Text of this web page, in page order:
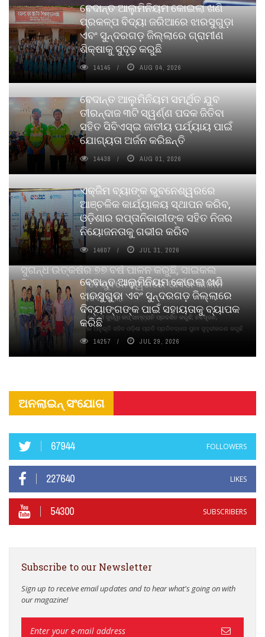
ସୁଗନ୍ଧ ଉତ୍କର୍ଷର ୭୭ ବର୍ଷ ପାଳନ କରୁଛି, ସାଇକଲ
ପିୟୋର୍‌ ଅଗରବତୀ ଭୁବନେଶ୍ୱରରେ ପାର୍ବଣ କାଳୀନ
ନବସୃଜନ ଉନ୍ମୋଚନ କଲା
ବାଉଁଶ ବିହୀନ କଠିନ ଧୂପ ଏବଂ ମେଦିନୀ ଜୁଡୱା କପ୍‌ ସାମ୍ବ୍ରାନି ପ୍ରଦର୍ଶିତ କରୁଛି; ନବସୃଜନ,
ଦୀର୍ଘସ୍ଥାୟିତା ଏବଂ ଆଧ୍ୟାତ୍ମିକ ଅନୁଭୂତି ସହିତ ଓଡ଼ିଶା ପ୍ରତି ପ୍ରତିବଦ୍ଧତା ପୁନଃ ସୁଦୃଢୀକରଣ କରୁଛି
ବେଦାନ୍ତ ଆଲୁମିନିୟମ କୋଇଲା ଖଣି
ପ୍ରକଳ୍ପ ବିଦ୍ୟା ଜରିଆରେ ଝାରସୁଗୁଡ଼ା
ଏବଂ ସୁନ୍ଦରଗଡ଼ ଜିଲ୍ଲାରେ ଗ୍ରାମୀଣ
ଶିକ୍ଷାକୁ ସୁଦୃଢ଼ କରୁଛି
14145 AUG 04, 2026
ବେଦାନ୍ତ ଆଲୁମିନିୟମ ସମର୍ଥିତ ଯୁବ
ତୀରନ୍ଦାଜ ୩ଟି ସ୍ୱର୍ଣ୍ଣ ପଦକ ଜିତିବା
ସହିତ ସିବିଏସ୍ଇ ଜାତୀୟ ପର୍ଯ୍ୟାୟ ପାଇଁ
ଯୋଗ୍ୟତା ଅର୍ଜନ କରିଛନ୍ତି
14438 AUG 01, 2026
ଏକ୍ଜିମ ବ୍ୟାଙ୍କ ଭୁବନେଶ୍ୱରରେ
ଆଞ୍ଚଳିକ କାର୍ଯ୍ୟାଳୟ ସ୍ଥାପନ କରିବ,
ଓଡ଼ିଶାର ରପ୍ତାନିକାରୀଙ୍କ ସହିତ ନିଜର
ନିୟୋଜନତାକୁ ଗଭୀର କରିବ
14607 JUL 31, 2026
ବେଦାନ୍ତ ଆଲୁମିନିୟମ କୋଇଲା ଖଣି
ଝାରସୁଗୁଡା ଏବଂ ସୁନ୍ଦରଗଡ଼ ଜିଲ୍ଲାରେ
ଦିବ୍ୟାଙ୍ଗଙ୍କ ପାଇଁ ସହାୟତାକୁ ବ୍ୟାପକ
କରିଛି
14257 JUL 29, 2026
ଅନଲାଇନ୍ ସଂଯୋଗ
67944 FOLLOWERS
227640 LIKES
54300 SUBSCRIBERS
Subscribe to our Newsletter
Sign up to receive email updates and to hear what's going on with
our magazine!